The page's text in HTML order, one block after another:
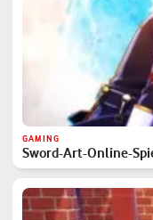
GAMING
Sword-Art-Online-